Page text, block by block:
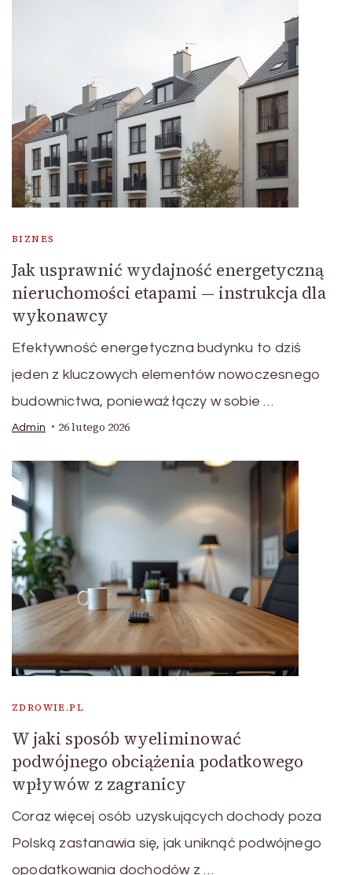
BIZNES
Jak usprawnić wydajność energetyczną
nieruchomości etapami — instrukcja dla
wykonawcy
Efektywność energetyczna budynku to dziś
jeden z kluczowych elementów nowoczesnego
budownictwa, ponieważ łączy w sobie …
Admin 26 lutego 2026
ZDROWIE.PL
W jaki sposób wyeliminować
podwójnego obciążenia podatkowego
wpływów z zagranicy
Coraz więcej osób uzyskujących dochody poza
Polską zastanawia się, jak uniknąć podwójnego
opodatkowania dochodów z …